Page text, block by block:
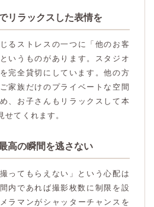
リラックスした表情を
るストレスの一つに「他のお客
いうものがあります。スタジオ
完全貸切にしています。他の方
家族だけのプライベートな空間
、お子さんもリラックスして本
せてくれます。
高の瞬間を逃さない
ってもらえない」という心配は
内であれば撮影枚数に制限を設
ラマンがシャッターチャンスを